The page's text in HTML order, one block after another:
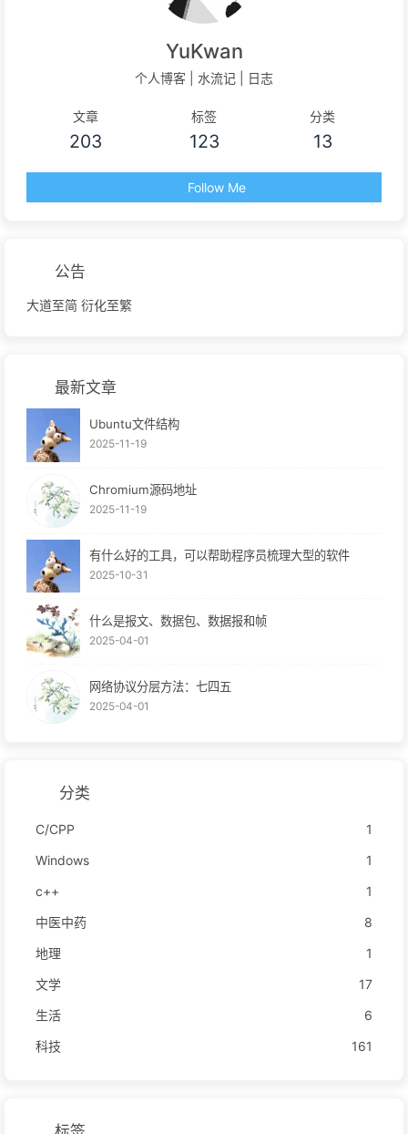
YuKwan
个人博客 | 水流记 | 日志
文章
203
标签
123
分类
13
Follow Me
公告
大道至简 衍化至繁
最新文章
Ubuntu文件结构
2025-11-19
Chromium源码地址
2025-11-19
有什么好的工具，可以帮助程序员梳理大型的软件
2025-10-31
什么是报文、数据包、数据报和帧
2025-04-01
网络协议分层方法：七四五
2025-04-01
分类
C/CPP
1
Windows
1
c++
1
中医中药
8
地理
1
文学
17
生活
6
科技
161